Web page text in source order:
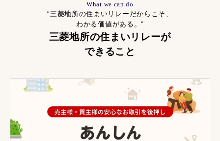
What we can do
“三菱地所の住まいリレーだからこそ、
わかる価値がある。”
三菱地所の住まいリレーが
できること